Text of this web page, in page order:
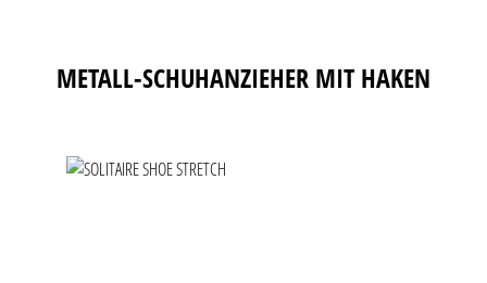
Produktgalerie überspringen
METALL-SCHUHANZIEHER MIT HAKEN